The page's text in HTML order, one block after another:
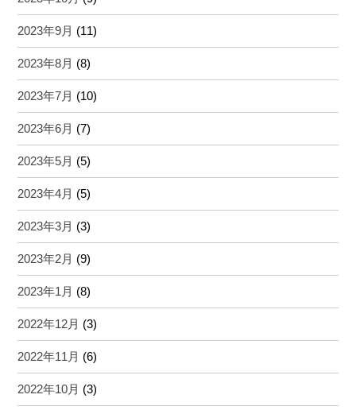
2023年9月 (11)
2023年8月 (8)
2023年7月 (10)
2023年6月 (7)
2023年5月 (5)
2023年4月 (5)
2023年3月 (3)
2023年2月 (9)
2023年1月 (8)
2022年12月 (3)
2022年11月 (6)
2022年10月 (3)